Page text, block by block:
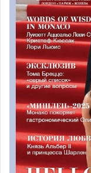
мира)»
В Епархиальном
современного
организованная